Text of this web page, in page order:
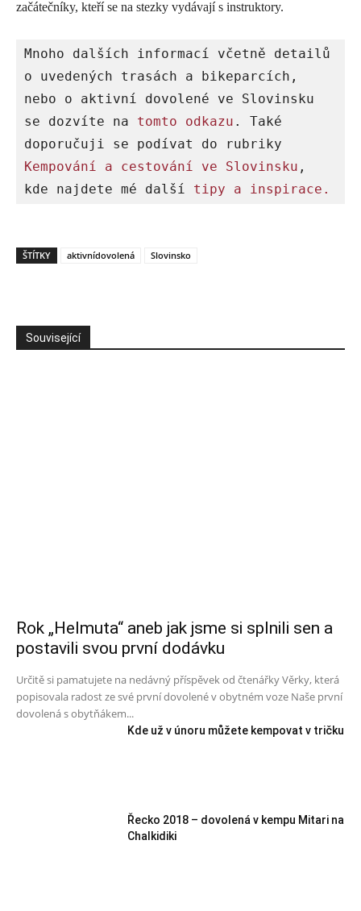
začátečníky, kteří se na stezky vydávají s instruktory.
Mnoho dalších informací včetně detailů
o uvedených trasách a bikeparcích,
nebo o aktivní dovolené ve Slovinsku
se dozvíte na tomto odkazu . Také
Kempování a cestování ve Slovinsku ,
kde najdete mé další tipy a inspirace.
ŠTÍTKY aktivnídovolená Slovinsko
Související
Rok „Helmuta“ aneb jak jsme si splnili sen a
postavili svou první dodávku
Určitě si pamatujete na nedávný příspěvek od čtenářky Věrky, která
popisovala radost ze své první dovolené v obytném voze Naše první
dovolená s obytňákem...
Kde už v únoru můžete kempovat v tričku
Řecko 2018 – dovolená v kempu Mitari na
Chalkidiki